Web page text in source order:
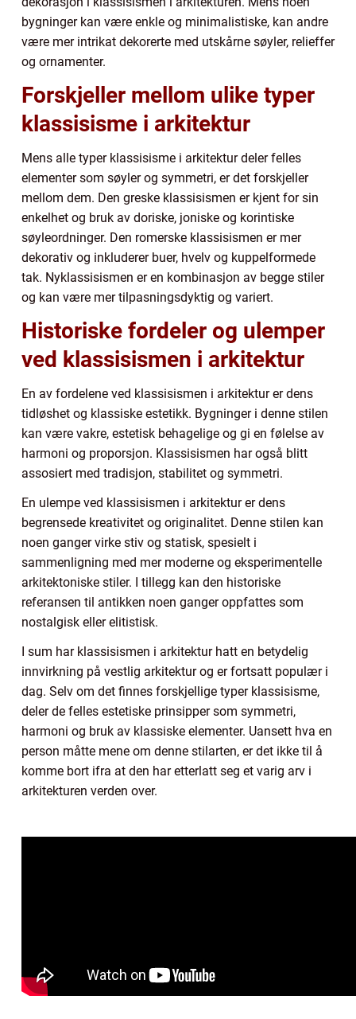
bygninger kan være enkle og minimalistiske, kan andre
være mer intrikat dekorerte med utskårne søyler, relieffer
og ornamenter.
Forskjeller mellom ulike typer
klassisisme i arkitektur
Mens alle typer klassisisme i arkitektur deler felles
elementer som søyler og symmetri, er det forskjeller
mellom dem. Den greske klassisismen er kjent for sin
enkelhet og bruk av doriske, joniske og korintiske
søyleordninger. Den romerske klassisismen er mer
dekorativ og inkluderer buer, hvelv og kuppelformede
tak. Nyklassisismen er en kombinasjon av begge stiler
og kan være mer tilpasningsdyktig og variert.
Historiske fordeler og ulemper
ved klassisismen i arkitektur
En av fordelene ved klassisismen i arkitektur er dens
tidløshet og klassiske estetikk. Bygninger i denne stilen
kan være vakre, estetisk behagelige og gi en følelse av
harmoni og proporsjon. Klassisismen har også blitt
assosiert med tradisjon, stabilitet og symmetri.
En ulempe ved klassisismen i arkitektur er dens
begrensede kreativitet og originalitet. Denne stilen kan
noen ganger virke stiv og statisk, spesielt i
sammenligning med mer moderne og eksperimentelle
arkitektoniske stiler. I tillegg kan den historiske
referansen til antikken noen ganger oppfattes som
nostalgisk eller elitistisk.
I sum har klassisismen i arkitektur hatt en betydelig
innvirkning på vestlig arkitektur og er fortsatt populær i
dag. Selv om det finnes forskjellige typer klassisisme,
deler de felles estetiske prinsipper som symmetri,
harmoni og bruk av klassiske elementer. Uansett hva en
person måtte mene om denne stilarten, er det ikke til å
komme bort ifra at den har etterlatt seg et varig arv i
arkitekturen verden over.